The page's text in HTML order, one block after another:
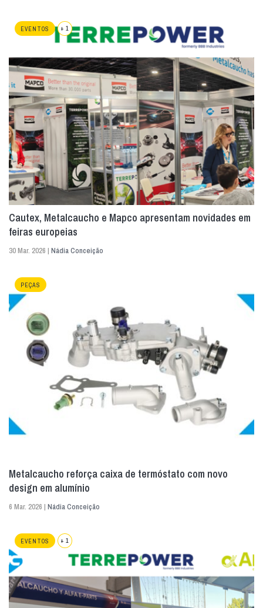
EVENTOS + 1
Cautex, Metalcaucho e Mapco apresentam novidades em
feiras europeias
30 Mar. 2026 | Nádia Conceição
PEÇAS
Metalcaucho reforça caixa de termóstato com novo
design em alumínio
6 Mar. 2026 | Nádia Conceição
EVENTOS + 1